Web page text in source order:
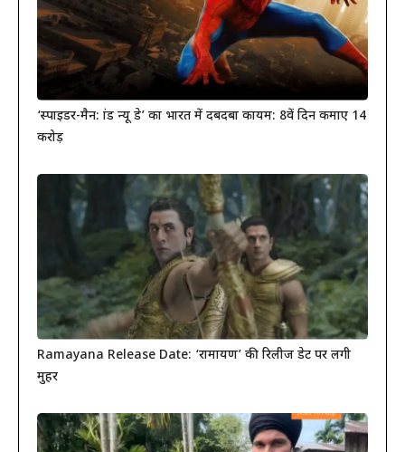
‘स्पाइडर-मैन: ब्रांड न्यू डे’ का भारत में दबदबा कायम: 8वें दिन कमाए 14
करोड़
Ramayana Release Date: ‘रामायण’ की रिलीज डेट पर लगी
मुहर